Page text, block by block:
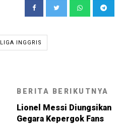
LIGA INGGRIS
BERITA BERIKUTNYA
Lionel Messi Diungsikan
Gegara Kepergok Fans